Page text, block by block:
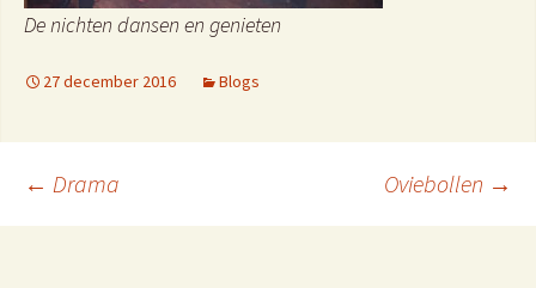
De nichten dansen en genieten
27 december 2016 Blogs
Berichtnavigatie
← Drama Oviebollen →